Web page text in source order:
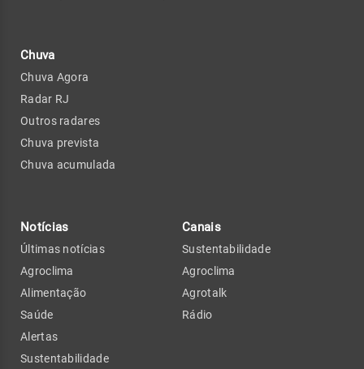
Chuva
Chuva Agora
Radar RJ
Outros radares
Chuva prevista
Chuva acumulada
Notícias
Últimas notícias
Agroclima
Alimentação
Saúde
Alertas
Sustentabilidade
Canais
Sustentabilidade
Agroclima
Agrotalk
Rádio